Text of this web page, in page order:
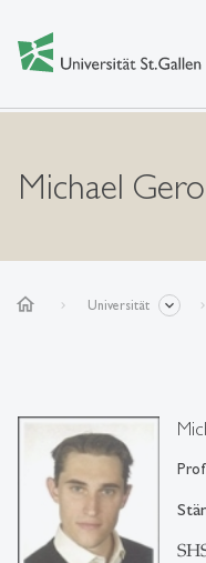
Michael
home Universität